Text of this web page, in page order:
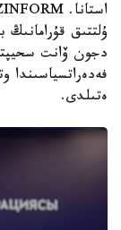
ۇلتتىق قۇرامانىڭ
دجون ۆانت
فەدەراتسياسىندا
ەتىلدى.